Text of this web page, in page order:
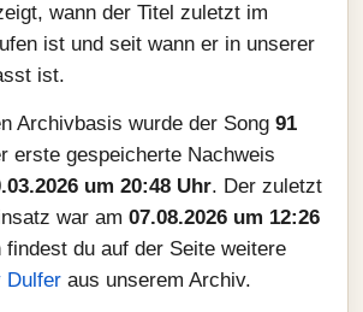
wann der Titel zuletzt im
ist und seit wann er in unserer
ist.
Archivbasis wurde der Song 91
erste gespeicherte Nachweis
um 20:48 Uhr. Der zuletzt
war am 07.08.2026 um 12:26
findest du auf der Seite weitere
Dulfer aus unserem Archiv.